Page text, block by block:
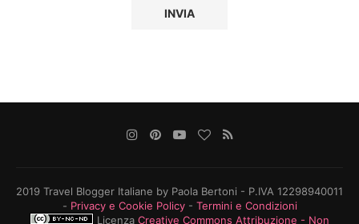
2019 Travel Blogger Italiane by Paola Bertoni - P.IVA 12298940011
- Privacy e Cookie Policy- Termini e Condizioni
Licenza Creative Commons Attribuzione - Non